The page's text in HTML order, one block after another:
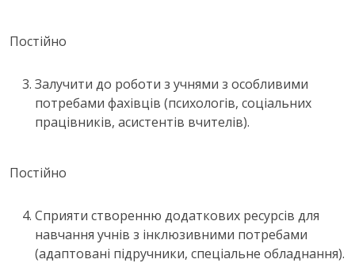
Постійно
Залучити до роботи з учнями з особливими
потребами фахівців (психологів, соціальних
працівників, асистентів вчителів).
Постійно
Сприяти створенню додаткових ресурсів для
навчання учнів з інклюзивними потребами
(адаптовані підручники, спеціальне обладнання).